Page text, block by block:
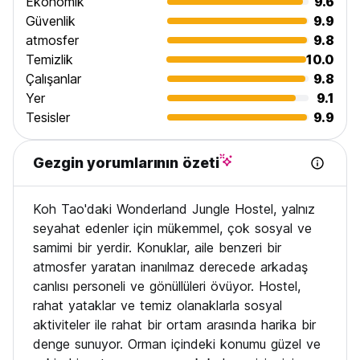
olduğundan, belirlenmiş sigara içme alanlarımızın keyfini
çıkarın.
ANLAŞMA:
- Rezervasyonunuz bu şartları kabul ettiğiniz anlamına gelir
ve onayınız için teşekkür ederiz. Sizleri Koh Tao cennet
dilimimizde ağırlamaya hazırlanırken beklentiler artıyor!
HARİKALAR DİYARINA ULAŞMAK:
- Manzaralı ancak yokuş yukarı konumumuz nedeniyle,
zamanda tüm adanın güzelliğini kendi hızınızda keşfetmenin
mükemmel bir yoludur.
- Babaloo Restaurant'ın arkasında gizli bir konumda yer alan
hostelimizi bulmak çok kolaydır. Yardıma ihtiyacınız olursa
bize ulaşın, biz de sizi tenha sığınağımıza yönlendirelim.
(Auto-translated from original language)
Güvenlik
9.9
atmosfer
9.8
Temizlik
10.0
Çalışanlar
9.8
Yer
9.1
Tesisler
9.9
Gezgin yorumlarının özeti
Koh Tao'daki Wonderland Jungle Hostel, yalnız
seyahat edenler için mükemmel, çok sosyal ve
samimi bir yerdir. Konuklar, aile benzeri bir
atmosfer yaratan inanılmaz derecede arkadaş
canlısı personeli ve gönüllüleri övüyor. Hostel,
rahat yataklar ve temiz olanaklarla sosyal
aktiviteler ile rahat bir ortam arasında harika bir
denge sunuyor. Orman içindeki konumu güzel ve